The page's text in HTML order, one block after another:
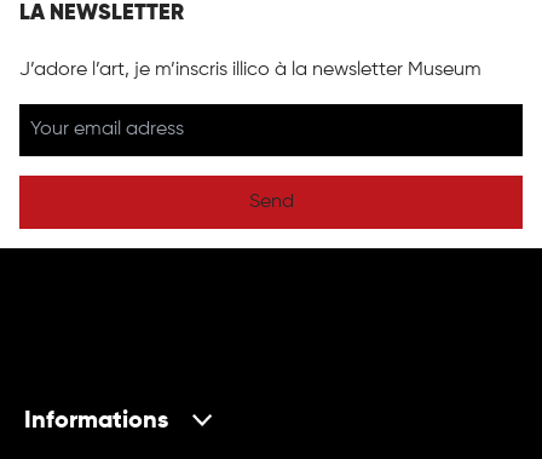
LA NEWSLETTER
J’adore l’art, je m’inscris illico à la newsletter Museum
Send
Informations